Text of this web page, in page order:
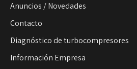
Anuncios / Novedades
Contacto
Diagnóstico de turbocompresores
Información Empresa